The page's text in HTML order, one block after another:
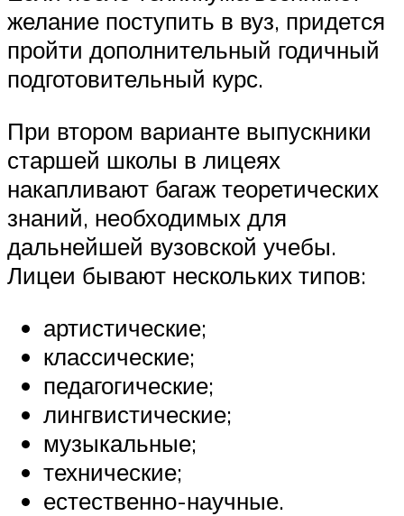
желание поступить в вуз, придется
пройти дополнительный годичный
подготовительный курс.
При втором варианте выпускники
старшей школы в лицеях
накапливают багаж теоретических
знаний, необходимых для
дальнейшей вузовской учебы.
Лицеи бывают нескольких типов:
артистические;
классические;
педагогические;
лингвистические;
музыкальные;
технические;
естественно-научные.